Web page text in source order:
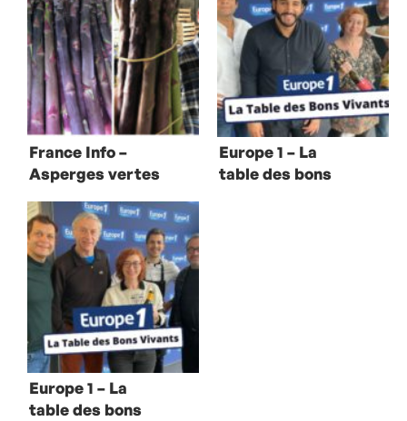
France Info –
Asperges vertes
Mallemort
Europe 1 – La
table des bons
Europe 1 – La
table des bons